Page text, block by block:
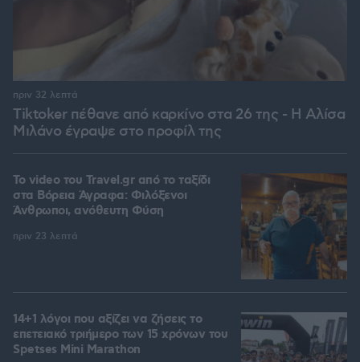
Tiktoker πέθανε από καρκίνο στα 26 της - Η Αλίσα
Μιλάνο έγραψε στο προφίλ της
πριν 32 λεπτά
To video του Travel.gr από το ταξίδι
στα Βόρεια Άγραφα: Φιλόξενοι
Άνθρωποι, ανόθευτη Φύση
πριν 23 λεπτά
14+1 λόγοι που αξίζει να ζήσεις το
επετειακό τριήμερο των 15 χρόνων του
Spetses Mini Marathon